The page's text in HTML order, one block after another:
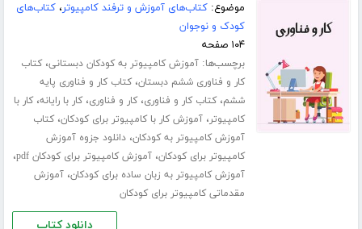
موضوع:کتاب‌های آموزش و ترفند کامپیوتر،کتاب‌های
کودک و نوجوان
۱۰۴ صفحه
برچسب‌ها:آموزش کامپیوتر به کودکان دبستانی،کتاب
کار و فناوری ششم دبستان،کتاب کار و فناوری پایه
ششم،کتاب کار و فناوری،کار و فناوری،کار با رایانه،کار با
کامپیوتر،آموزش کار با کامپیوتر برای کودکان،کتاب
آموزش کامپیوتر به کودکان،دانلود جزوه آموزش
کامپیوتر برای کودکان،آموزش کامپیوتر برای کودکان pdf ،
آموزش کامپیوتر به زبان ساده برای کودکان،آموزش
مقدماتی کامپیوتر برای کودکان
دانلود کتاب